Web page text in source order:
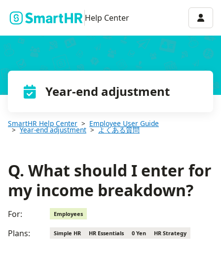
Help Center
Year-end adjustment
SmartHR Help Center Employee User Guide
Year-end adjustment よくある質問
Q. What should I enter for
my income breakdown?
For: Employees
Plans: Simple HR HR Essentials 0 Yen HR Strategy